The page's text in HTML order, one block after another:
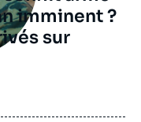
imminent ?
sur